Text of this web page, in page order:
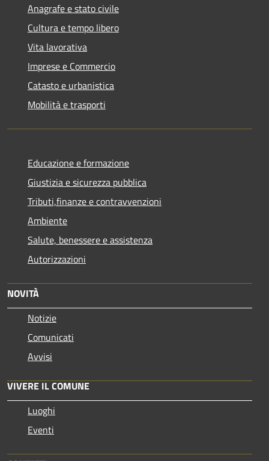
Anagrafe e stato civile
Cultura e tempo libero
Vita lavorativa
Imprese e Commercio
Catasto e urbanistica
Mobilità e trasporti
Educazione e formazione
Giustizia e sicurezza pubblica
Tributi,finanze e contravvenzioni
Ambiente
Salute, benessere e assistenza
Autorizzazioni
NOVITÀ
Notizie
Comunicati
Avvisi
VIVERE IL COMUNE
Luoghi
Eventi